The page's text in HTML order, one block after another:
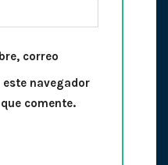
correo
este navegador
comente.